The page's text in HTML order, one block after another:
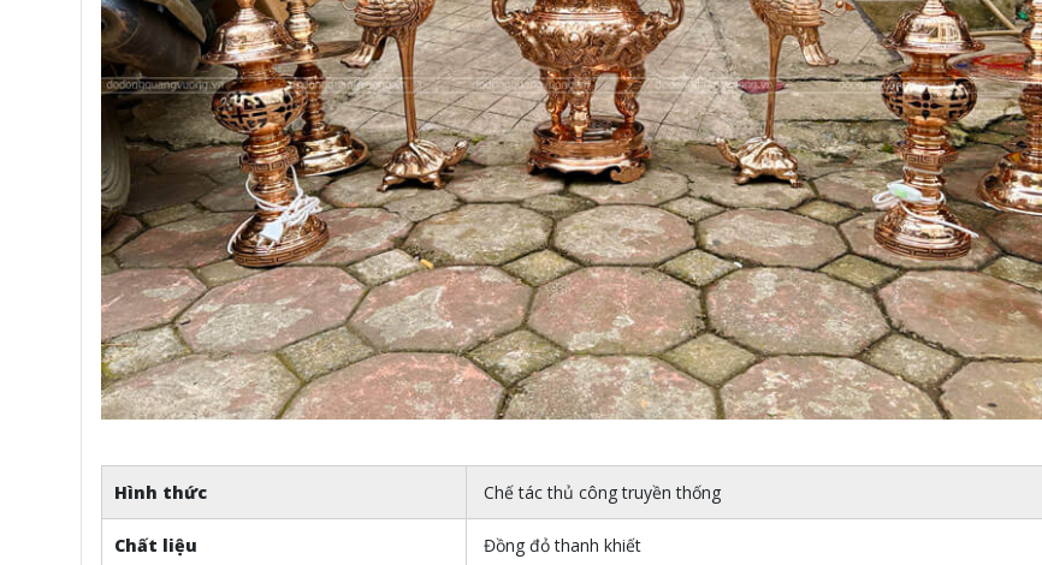
Hình thức Chế tác thủ công truyền thống
Chất liệu Đồng đỏ thanh khiết